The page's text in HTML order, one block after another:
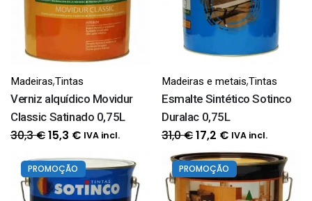
Madeiras,Tintas
Verniz alquídico Movidur
Classic Satinado 0,75L
30,3€O
original
era:
15,3 €O
atual
é:
IVA incl.
Madeiras e metais,Tintas
Esmalte Sintético Sotinco
Duralac 0,75L
31,0€O
preço
original
era:
17,2 €O
preço
atual
é:
IVA incl.
PROMOÇÃO PROMOÇÃO